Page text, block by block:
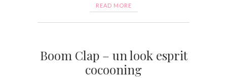
READ MORE
Boom Clap – un look esprit
cocooning